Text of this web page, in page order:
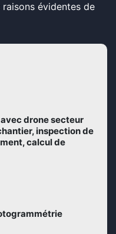
évidentes de
drone secteur
inspection de
calcul de